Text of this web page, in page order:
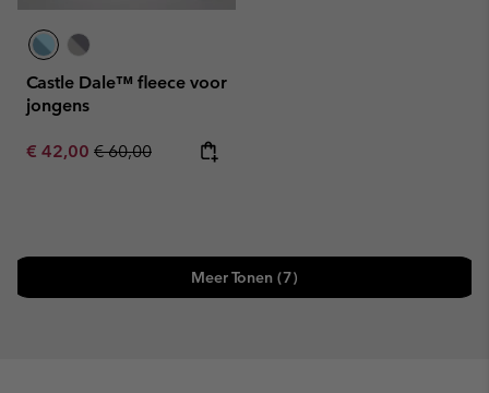
Castle Dale™ fleece voor
jongens
Sale price:
€ 42,00 Regular price:
€ 60,00
Meer Tonen (7)